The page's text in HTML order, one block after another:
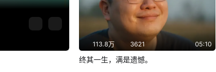
113.8万 3621 05:10
终其一生，满是遗憾。